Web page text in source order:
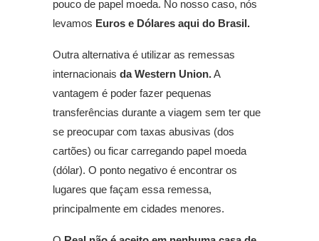
pouco de papel moeda. No nosso caso, nós
levamos Euros e Dólares aqui do Brasil.
Outra alternativa é utilizar as remessas
internacionais da Western Union.A
vantagem é poder fazer pequenas
transferências durante a viagem sem ter que
se preocupar com taxas abusivas (dos
cartões) ou ficar carregando papel moeda
(dólar). O ponto negativo é encontrar os
lugares que façam essa remessa,
principalmente em cidades menores.